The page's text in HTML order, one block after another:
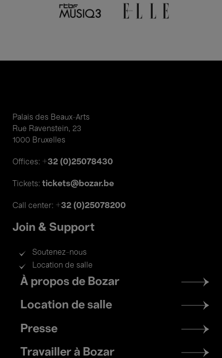
Palais des Beaux-Arts
Rue Ravenstein, 23
1000 Bruxelles
Offices: +32 (0)25078430
Tickets: tickets@bozar.be
Call center: +32 (0)25078200
Join & Support
Soutenez-nous
Location de salle
Footer
menu
À propos de Bozar
Location de salle
Presse
Travailler à Bozar